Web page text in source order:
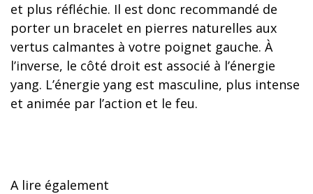
et plus réfléchie. Il est donc recommandé de
porter un bracelet en pierres naturelles aux
vertus calmantes à votre poignet gauche. À
l’inverse, le côté droit est associé à l’énergie
yang. L’énergie yang est masculine, plus intense
et animée par l’action et le feu.
A lire également